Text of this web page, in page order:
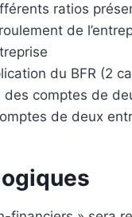
ratios
de
du BFR (2
des comptes de
de deux